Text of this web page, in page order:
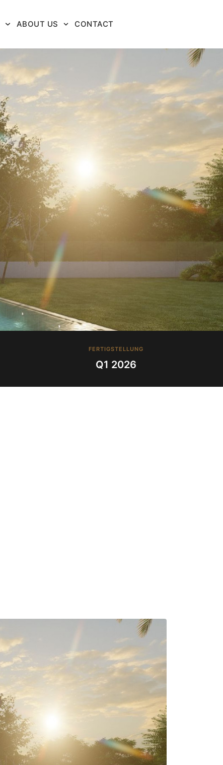
ABOUT US CONTACT
FERTIGSTELLUNG
Q1 2026